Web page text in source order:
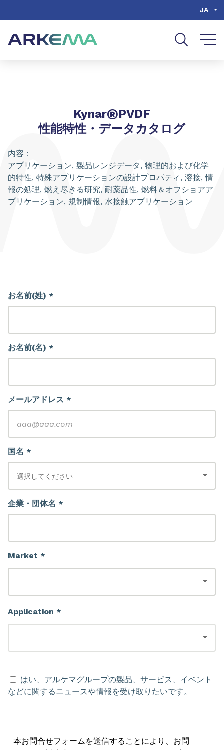
JA
Kynar®PVDF
性能特性・データカタログ
内容：
アプリケーション, 製品レンジデータ, 物理的および化学
的特性, 特殊アプリケーションの設計プロパティ, 溶接, 情
報の処理, 燃え尽きる研究, 耐薬品性, 燃料＆オフショアア
プリケーション, 規制情報, 水接触アプリケーション
お名前(姓) *
お名前(名) *
メールアドレス *
国名 *
企業・団体名 *
Market *
Application *
はい、アルケマグループの製品、サービス、イベント
などに関するニュースや情報を受け取りたいです。
本お問合せフォームを送信することにより、お問